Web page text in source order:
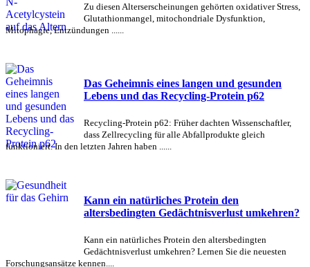
Zu diesen Alterserscheinungen gehörten oxidativer Stress,
Glutathionmangel, mitochondriale Dysfunktion,
Mitophagie, Entzündungen ......
Das Geheimnis eines langen und gesunden
Lebens und das Recycling-Protein p62
Recycling-Protein p62: Früher dachten Wissenschaftler,
dass Zellrecycling für alle Abfallprodukte gleich
funktioniert. In den letzten Jahren haben ......
Kann ein natürliches Protein den
altersbedingten Gedächtnisverlust umkehren?
Kann ein natürliches Protein den altersbedingten
Gedächtnisverlust umkehren? Lernen Sie die neuesten
Forschungsansätze kennen....